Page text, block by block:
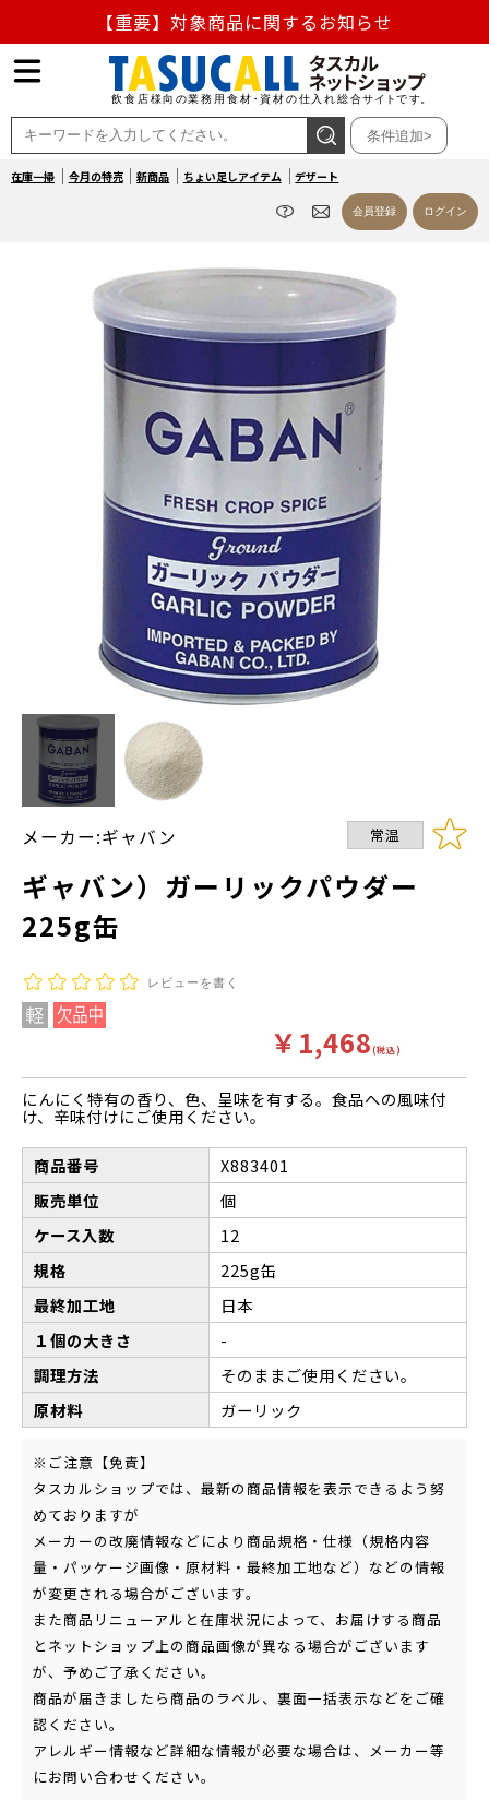
【重要】対象商品に関するお知らせ
【重要】熊本地震の影響による商品出荷停止のお知らせ
熊本県熊本地方を震源とする地震の影響によるお荷物のお
届け遅延について
条件追加>
在庫一掃 今月の特売 新商品 ちょい足しアイテム デザート
会員登録 ログイン
メーカー:ギャバン 常温
ギャバン）ガーリックパウダー
225g缶
レビューを書く
￥1,468(税込)
にんにく特有の香り、色、呈味を有する。食品への風味付
け、辛味付けにご使用ください。
商品番号
X883401
販売単位
個
ケース入数
12
規格
225g缶
最終加工地
日本
１個の大きさ
-
調理方法
そのままご使用ください。
原材料
ガーリック
※ご注意【免責】
タスカルショップでは、最新の商品情報を表示できるよう努
めておりますが
メーカーの改廃情報などにより商品規格・仕様（規格内容
量・パッケージ画像・原材料・最終加工地など）などの情報
が変更される場合がございます。
また商品リニューアルと在庫状況によって、お届けする商品
とネットショップ上の商品画像が異なる場合がございます
が、予めご了承ください。
商品が届きましたら商品のラベル、裏面一括表示などをご確
認ください。
アレルギー情報など詳細な情報が必要な場合は、メーカー等
にお問い合わせください。